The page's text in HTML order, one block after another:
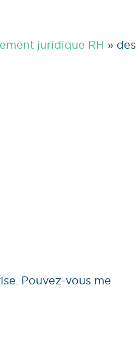
juridique RH » des
Pouvez-vous me